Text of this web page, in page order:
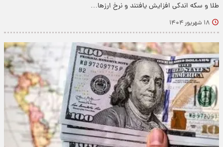
طلا و سکه اندکی افزایش یافتند و نرخ ارزها…
۱۸ شهریور ۱۴۰۴